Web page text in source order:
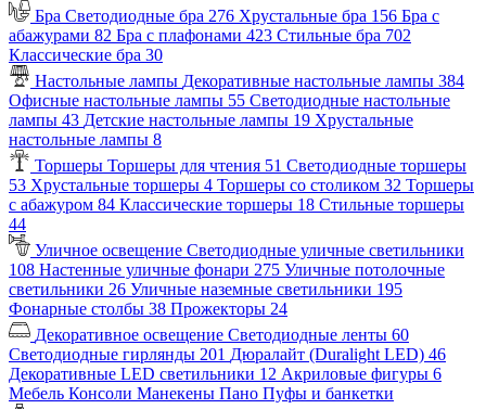
Бра Светодиодные бра 276 Хрустальные бра 156 Бра с
абажурами 82 Бра с плафонами 423 Стильные бра 702
Классические бра 30
Настольные лампы Декоративные настольные лампы 384
Офисные настольные лампы 55 Светодиодные настольные
лампы 43 Детские настольные лампы 19 Хрустальные
настольные лампы 8
Торшеры Торшеры для чтения 51 Светодиодные торшеры
53 Хрустальные торшеры 4 Торшеры со столиком 32 Торшеры
с абажуром 84 Классические торшеры 18 Стильные торшеры
44
Уличное освещение Светодиодные уличные светильники
108 Настенные уличные фонари 275 Уличные потолочные
светильники 26 Уличные наземные светильники 195
Фонарные столбы 38 Прожекторы 24
Декоративное освещение Светодиодные ленты 60
Светодиодные гирлянды 201 Дюралайт (Duralight LED) 46
Декоративные LED светильники 12 Акриловые фигуры 6
Мебель Консоли Манекены Пано Пуфы и банкетки